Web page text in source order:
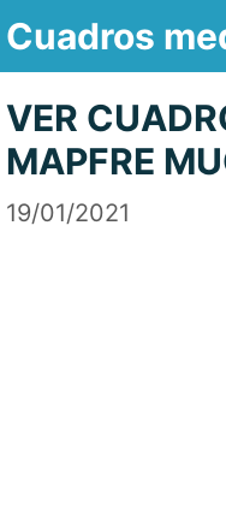
Saltar
contenido
Cuadros
VER
MAPFRE
19/01/2021